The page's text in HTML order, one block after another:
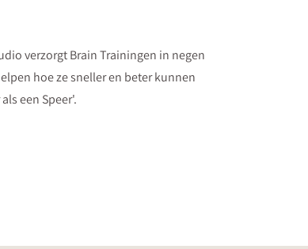
verzorgt Brain Trainingen in negen
hoe ze sneller en beter kunnen
een Speer'.